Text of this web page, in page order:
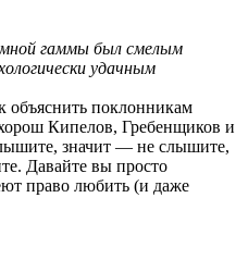
гаммы был смелым
удачным
объяснить поклонникам
Кипелов, Гребенщиков и
значит — не слышите,
Давайте вы просто
право любить (и даже